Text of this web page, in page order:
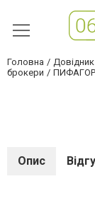
Головна Довідник
брокери
ПИФАГОР
Опис